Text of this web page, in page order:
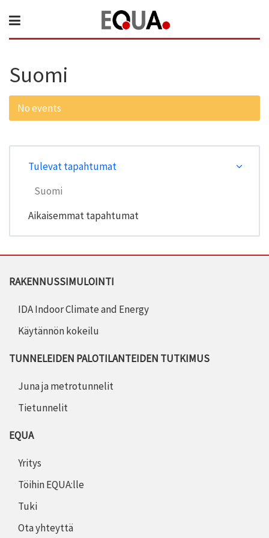
Suomi
No events
Tulevat tapahtumat
Suomi
Aikaisemmat tapahtumat
RAKENNUSSIMULOINTI
IDA Indoor Climate and Energy
Käytännön kokeilu
TUNNELEIDEN PALOTILANTEIDEN TUTKIMUS
Juna ja metrotunnelit
Tietunnelit
EQUA
Yritys
Töihin EQUA:lle
Tuki
Ota yhteyttä